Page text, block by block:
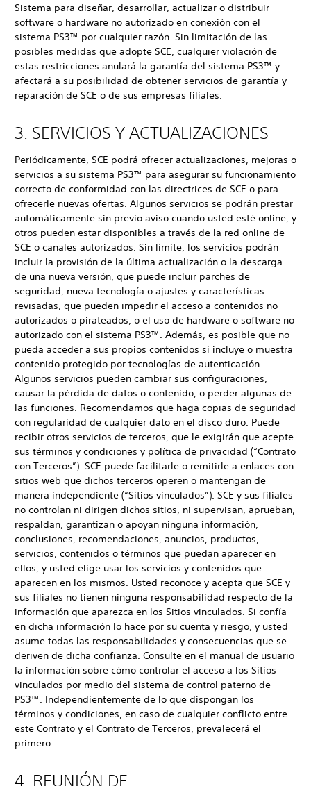
Sistema para diseñar, desarrollar, actualizar o distribuir
software o hardware no autorizado en conexión con el
sistema PS3™ por cualquier razón. Sin limitación de las
posibles medidas que adopte SCE, cualquier violación de
estas restricciones anulará la garantía del sistema PS3™ y
afectará a su posibilidad de obtener servicios de garantía y
reparación de SCE o de sus empresas filiales.
3. SERVICIOS Y ACTUALIZACIONES
Periódicamente, SCE podrá ofrecer actualizaciones, mejoras o
servicios a su sistema PS3™ para asegurar su funcionamiento
correcto de conformidad con las directrices de SCE o para
ofrecerle nuevas ofertas. Algunos servicios se podrán prestar
automáticamente sin previo aviso cuando usted esté online, y
otros pueden estar disponibles a través de la red online de
SCE o canales autorizados. Sin límite, los servicios podrán
incluir la provisión de la última actualización o la descarga
de una nueva versión, que puede incluir parches de
seguridad, nueva tecnología o ajustes y características
revisadas, que pueden impedir el acceso a contenidos no
autorizados o pirateados, o el uso de hardware o software no
autorizado con el sistema PS3™. Además, es posible que no
pueda acceder a sus propios contenidos si incluye o muestra
contenido protegido por tecnologías de autenticación.
Algunos servicios pueden cambiar sus configuraciones,
causar la pérdida de datos o contenido, o perder algunas de
las funciones. Recomendamos que haga copias de seguridad
con regularidad de cualquier dato en el disco duro. Puede
recibir otros servicios de terceros, que le exigirán que acepte
sus términos y condiciones y política de privacidad (“Contrato
con Terceros”). SCE puede facilitarle o remitirle a enlaces con
sitios web que dichos terceros operen o mantengan de
manera independiente (“Sitios vinculados”). SCE y sus filiales
no controlan ni dirigen dichos sitios, ni supervisan, aprueban,
respaldan, garantizan o apoyan ninguna información,
conclusiones, recomendaciones, anuncios, productos,
servicios, contenidos o términos que puedan aparecer en
ellos, y usted elige usar los servicios y contenidos que
aparecen en los mismos. Usted reconoce y acepta que SCE y
sus filiales no tienen ninguna responsabilidad respecto de la
información que aparezca en los Sitios vinculados. Si confía
en dicha información lo hace por su cuenta y riesgo, y usted
asume todas las responsabilidades y consecuencias que se
deriven de dicha confianza. Consulte en el manual de usuario
la información sobre cómo controlar el acceso a los Sitios
vinculados por medio del sistema de control paterno de
PS3™. Independientemente de lo que dispongan los
términos y condiciones, en caso de cualquier conflicto entre
este Contrato y el Contrato de Terceros, prevalecerá el
primero.
4. REUNIÓN DE